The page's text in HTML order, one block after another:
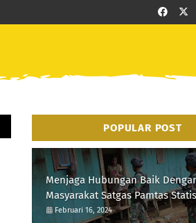
POPULAR POST
Menjaga Hubungan Baik
Masyarakat Satgas Pamtas
Yonif 111/KB Melaksanakan
Februari 16, 2024